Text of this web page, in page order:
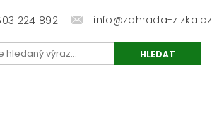
224 892 info@zahrada-zizka.cz